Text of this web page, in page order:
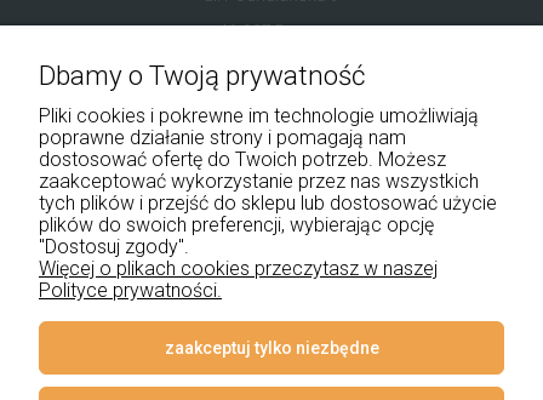
41-907 Bytom
+48 534 555 344
sklep@noxbox.pl
Pomoc
Płatności i dostawa
Informacje
Dbamy o Twoją prywatność
Pliki cookies i pokrewne im technologie umożliwiają
poprawne działanie strony i pomagają nam
dostosować ofertę do Twoich potrzeb. Możesz
zaakceptować wykorzystanie przez nas wszystkich
tych plików i przejść do sklepu lub dostosować użycie
plików do swoich preferencji, wybierając opcję
"Dostosuj zgody".
Więcej o plikach cookies przeczytasz w naszej
Polityce prywatności.
zaakceptuj tylko niezbędne